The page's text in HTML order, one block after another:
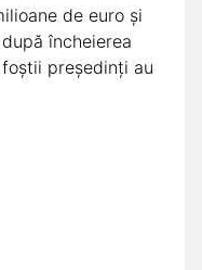
de euro și
încheierea
președinți au